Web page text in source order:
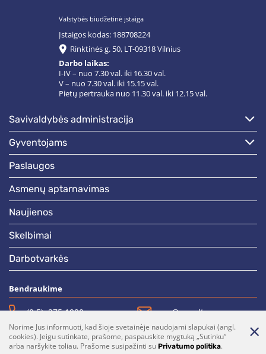
Valstybės biudžetinė įstaiga
Įstaigos kodas: 188708224
Rinktinės g. 50, LT-09318 Vilnius
Darbo laikas:
I-IV – nuo 7.30 val. iki 16.30 val.
V – nuo 7.30 val. iki 15.15 val.
Pietų pertrauka nuo 11.30 val. iki 12.15 val.
savivaldybės administracija
gyventojams
paslaugos
asmenų aptarnavimas
naujienos
skelbimai
darbotvarkės
Bendraukime
(0 5)  275 1990 vrsa@vrsa.lt
Facebook Youtube
Norime Jus informuoti, kad šioje svetainėje naudojami slapukai (angl.
cookies). Jeigu sutinkate, prašome, paspauskite mygtuką „Sutinku“
arba naršykite toliau. Prašome susipažinti su Privatumo politika.